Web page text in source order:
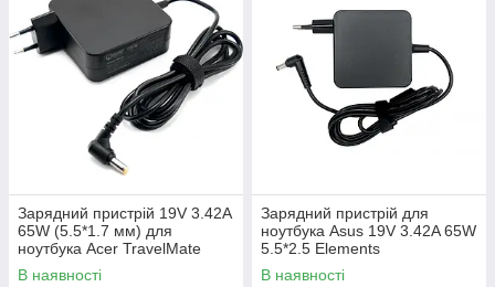
Зарядний пристрій 19V 3.42A
65W (5.5*1.7 мм) для
ноутбука Acer TravelMate
P2510-G2-M
В наявності
Зарядний пристрій для
ноутбука Asus 19V 3.42A 65W
5.5*2.5 Elements
В наявності